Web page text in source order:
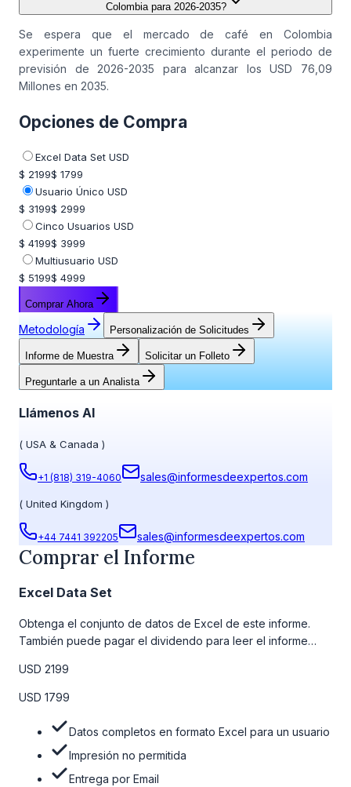
Colombia para 2026-2035?
Se espera que el mercado de café en Colombia
experimente un fuerte crecimiento durante el periodo de
previsión de 2026-2035 para alcanzar los USD 76,09
Millones en 2035.
Opciones de Compra
Excel Data Set USD
$ 2199$ 1799
Usuario Único USD
$ 3199$ 2999
Cinco Usuarios USD
$ 4199$ 3999
Multiusuario USD
$ 5199$ 4999
Comprar Ahora
Metodología Personalización de Solicitudes
Informe de Muestra Solicitar un Folleto
Preguntarle a un Analista
Llámenos Al
( USA & Canada )
+1 (818) 319-4060 sales@informesdeexpertos.com
( United Kingdom )
+44 7441 392205 sales@informesdeexpertos.com
Comprar el Informe
Excel Data Set
Obtenga el conjunto de datos de Excel de este informe.
También puede pagar el dividendo para leer el informe
la tabla de precios a continuación.
USD 2199
USD 1799
Datos completos en formato Excel para un usuario
Impresión no permitida
Entrega por Email